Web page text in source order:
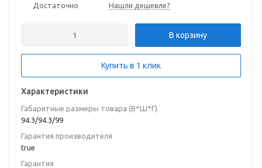
Достаточно Нашли дешевле?
В корзину
Купить в 1 клик
Характеристики
Габаритные размеры товара (В*Ш*Г)
94.3/94.3/99
Гарантия производителя
true
Гарантия